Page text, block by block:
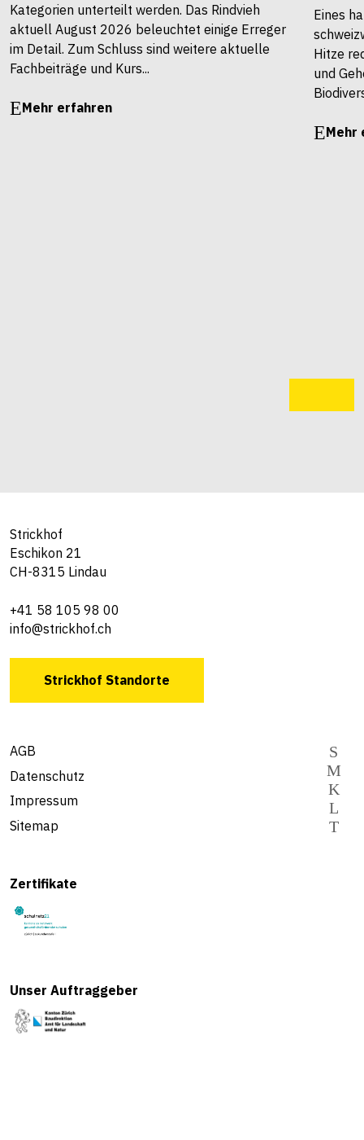
Kategorien unterteilt werden. Das Rindvieh
aktuell August 2026 beleuchtet einige Erreger
im Detail. Zum Schluss sind weitere aktuelle
Fachbeiträge und Kurs...
Mehr erfahren
Eines
Hitze
und
Mehr
Strickhof
Eschikon 21
CH-8315 Lindau
+41 58 105 98 00
info@strickhof.ch
Strickhof Standorte
AGB
Datenschutz
Impressum
Sitemap
Zertifikate
Unser Auftraggeber